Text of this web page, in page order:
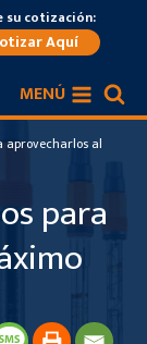
su cotización:
Aquí
MENÚ
aprovecharlos al
para